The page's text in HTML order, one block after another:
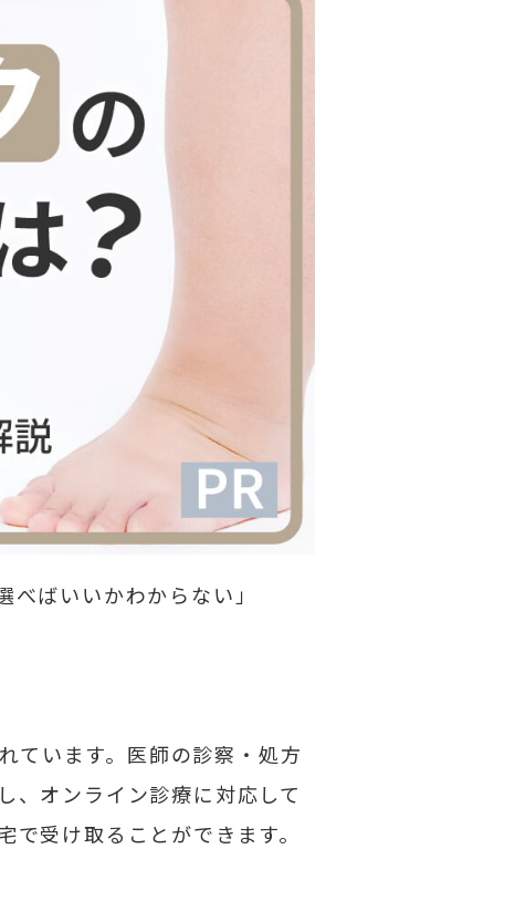
ばいいかわからない」
ています。医師の診察・処方
、オンライン診療に対応して
受け取ることができます。